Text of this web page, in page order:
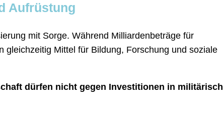
Aufrüstung
mit Sorge. Während Milliardenbeträge für
gleichzeitig Mittel für Bildung, Forschung und soziale
dürfen nicht gegen Investitionen in